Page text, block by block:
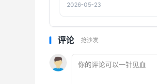
2026-05-23
评论 抢沙发